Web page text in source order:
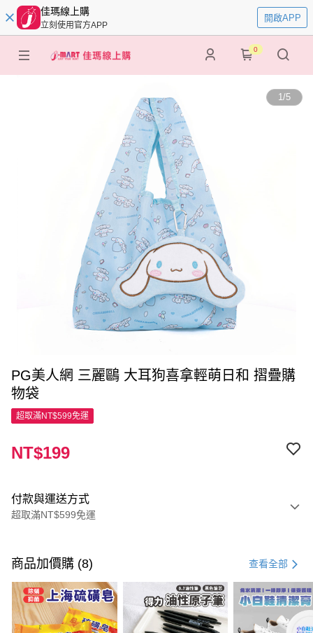
佳瑪線上購
立刻使用官方APP
開啟APP
0
1/5
PG美人網 三麗鷗 大耳狗喜拿輕萌日和 摺疊購
物袋
超取滿NT$599免運
NT$199
付款與運送方式
超取滿NT$599免運
信用卡一次付款
超商取貨付款
LINE Pay
商品加價購 (8) 查看全部